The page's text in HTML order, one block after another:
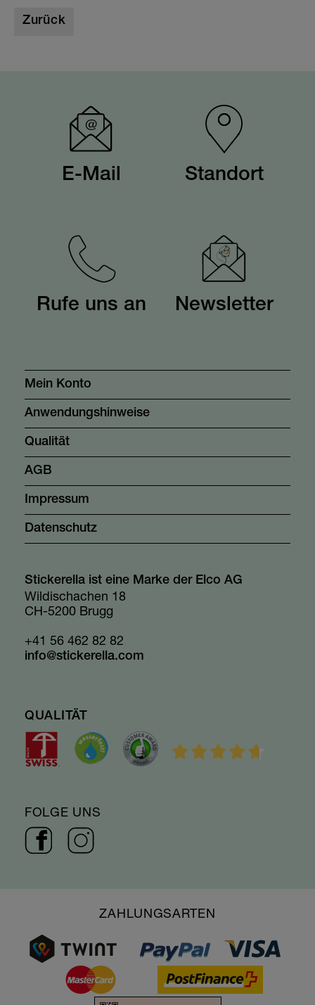
Zurück
E-Mail Standort
Rufe uns an Newsletter
Mein Konto
Anwendungshinweise
Qualität
AGB
Impressum
Datenschutz
Stickerella ist eine Marke der Elco AG
Wildischachen 18
CH-5200 Brugg
+41 56 462 82 82
info@stickerella.com
QUALITÄT
FOLGE UNS
ZAHLUNGSARTEN